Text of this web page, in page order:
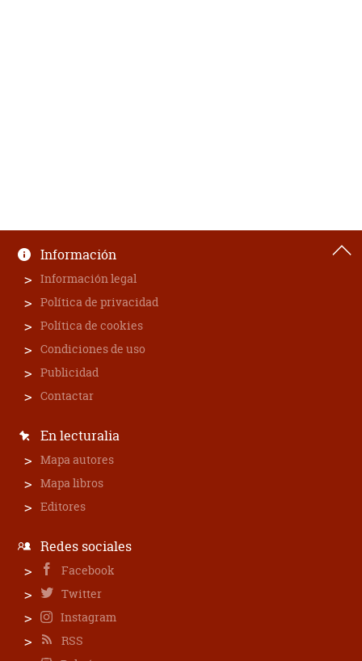
Información
Información legal
Política de privacidad
Política de cookies
Condiciones de uso
Publicidad
Contactar
En lecturalia
Mapa autores
Mapa libros
Editores
Redes sociales
Facebook
Twitter
Instagram
RSS